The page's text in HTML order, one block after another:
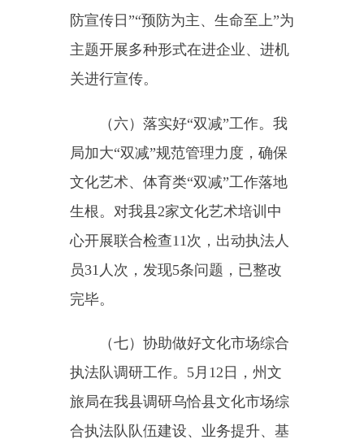
内的问题，积极与相关单位进行对
三、存在的问题和不足
（一）执法人员专业水平有待
管执法广度、深度有待拓展。但我
局执法人员业务水平不够高，与正
规化、专业化、职业化的法治专门
队伍建设总体要求还有差距。个别
执法人员执法知识储备不系统、不
规解释运用不到位、便民意识不强
的问题。
我局文化市场综合执法队专业人员